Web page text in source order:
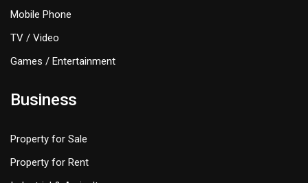
Mobile Phone
TV / Video
Games / Entertainment
Business
Property for Sale
Property for Rent